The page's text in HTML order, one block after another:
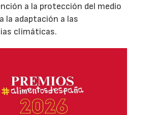
a la protección del medio
la adaptación a las
climáticas.